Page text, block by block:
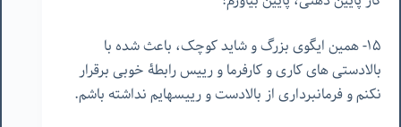
١۵- همین ایگوی بزرگ و شاید کوچک، باعث شده با
بالادستی های کاری و کارفرما و رییس رابطۀ خوبی برقرار
نکنم و فرمانبرداری از بالادست و رییسهایم نداشته باشم.